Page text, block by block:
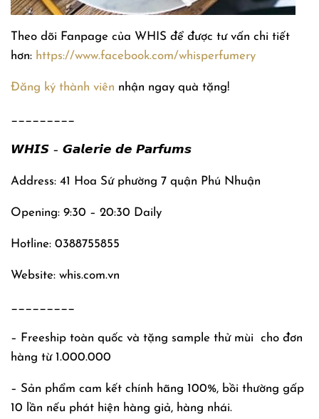
Theo dõi Fanpage của WHIS để được tư vấn chi tiết
hơn: https://www.facebook.com/whisperfumery
Đăng ký thành viên nhận ngay quà tặng!
_________
𝙒𝙃𝙄𝙎 – 𝙂𝙖𝙡𝙚𝙧𝙞𝙚 𝙙𝙚 𝙋𝙖𝙧𝙛𝙪𝙢𝙨
Address: 41 Hoa Sứ phường 7 quận Phú Nhuận
Opening: 9:30 – 20:30 Daily
Hotline: 0388755855
Website: whis.com.vn
_________
– Freeship toàn quốc và tặng sample thử mùi
cho đơn
hàng từ 1.000.000
– Sản phẩm cam kết chính hãng 100%, bồi thường gấp
10 lần nếu phát hiện hàng giả, hàng nhái.